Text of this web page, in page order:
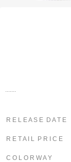
R E L E A S E D A T E
R E T A I L P R I C E
C O L O R W A Y